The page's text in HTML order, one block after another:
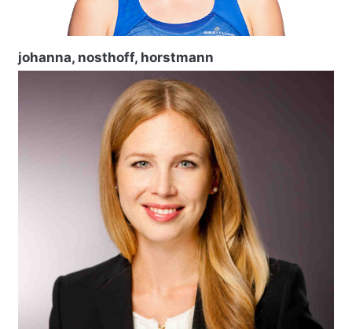
johanna, nosthoff, horstmann